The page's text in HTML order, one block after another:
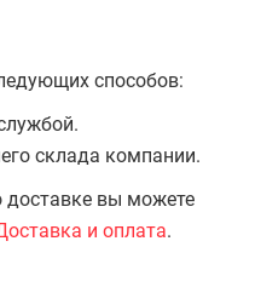
способов:
склада компании.
доставке вы можете
и оплата.